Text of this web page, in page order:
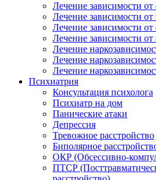
Лечение зависимости от
Лечение зависимости от
Лечение зависимости от
Лечение зависимости от
Лечение
Лечение
Лечение
Психиатрия
Консультация психолога
Психиатр на дом
Панические атаки
Депрессия
Тревожное расстройство
Биполярное
ОКР (Обсессивно-
ПТСР